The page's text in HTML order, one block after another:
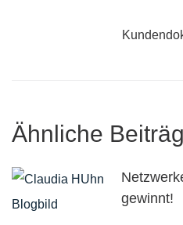
Ähnliche
gewinnt!